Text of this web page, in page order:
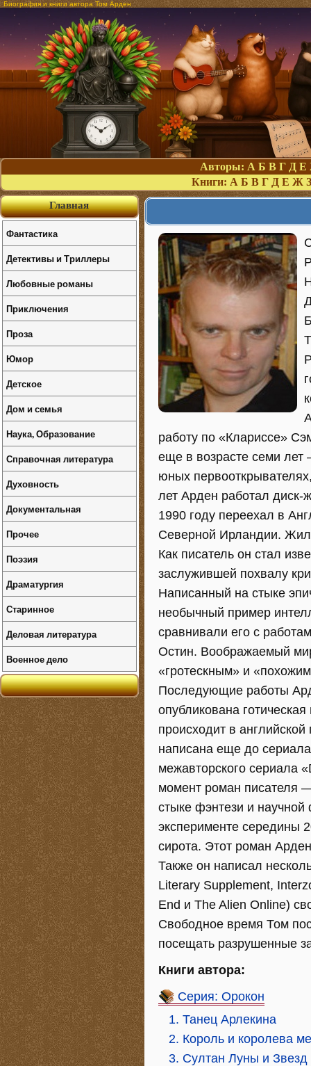
Биография и книги автора Том Арден
Авторы: А Б В Г Д Е
Книги: А Б В Г Д Е Ж З
работу по «Клариссе»
еще в возрасте семи
юных
лет Арден работал диск-
1990 году переехал в
Северной Ирландии.
Как писатель он стал
заслужившей похвалу
Написанный на стыке
необычный пример
сравнивали его с
Остин. Воображаемый
«гротескным» и
Последующие работы
опубликована
происходит в
написана еще до
межавторского сериала
момент роман писателя
стыке фэнтези и научной
эксперименте середины
сирота. Этот роман
Также он написал
Literary Supplement,
End и The Alien Online)
Свободное время Том
посещать разрушенные
Книги автора:
Серия: Орокон
1. Танец Арлекина
2. Король и королева
3. Султан Луны и Звезд
Главная
Фантастика
Детективы и Триллеры
Любовные романы
Приключения
Проза
Юмор
Детское
Дом и семья
Наука, Образование
Справочная литература
Духовность
Документальная
Прочее
Поэзия
Драматургия
Старинное
Деловая литература
Военное дело